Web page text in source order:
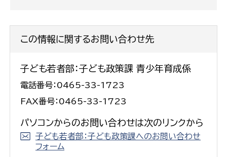
この情報に関するお問い合わせ先
子ども若者部：子ども政策課 青少年育成係
電話番号：0465-33-1723
FAX番号：0465-33-1723
パソコンからのお問い合わせは次のリンクから
子ども若者部：子ども政策課へのお問い合わせ
フォーム